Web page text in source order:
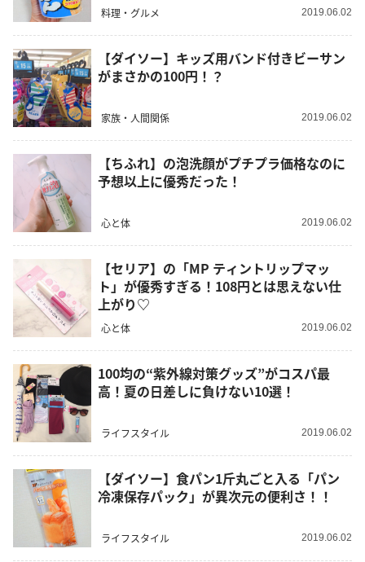
料理・グルメ 2019.06.02
【ダイソー】キッズ用バンド付きビーサン
がまさかの100円！？
家族・人間関係 2019.06.02
【ちふれ】の泡洗顔がプチプラ価格なのに
予想以上に優秀だった！
心と体 2019.06.02
【セリア】の「MP ティントリップマッ
ト」が優秀すぎる！108円とは思えない仕
上がり♡
心と体 2019.06.02
100均の“紫外線対策グッズ”がコスパ最
高！夏の日差しに負けない10選！
ライフスタイル 2019.06.02
【ダイソー】食パン1斤丸ごと入る「パン
冷凍保存パック」が異次元の便利さ！！
ライフスタイル 2019.06.02